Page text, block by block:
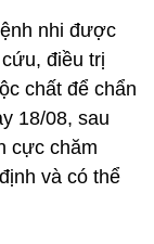
nhi được
điều trị
chất để chẩn
18/08, sau
cực chăm
và có thể